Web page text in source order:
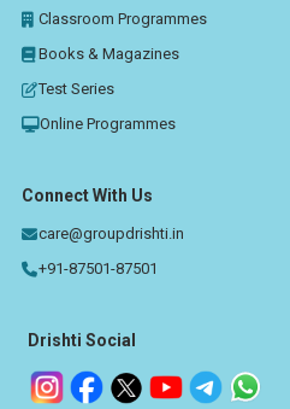
Classroom Programmes
Books & Magazines
Test Series
Online Programmes
Connect With Us
care@groupdrishti.in
+91-87501-87501
Drishti Social